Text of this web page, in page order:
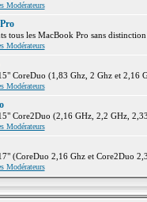
Modérateurs
tous les MacBook Pro sans distinction
Modérateurs
CoreDuo (1,83 Ghz, 2 Ghz et 2,16
Modérateurs
Core2Duo (2,16 GHz, 2,2 GHz,
Modérateurs
(CoreDuo 2,16 Ghz et Core2Duo
Modérateurs